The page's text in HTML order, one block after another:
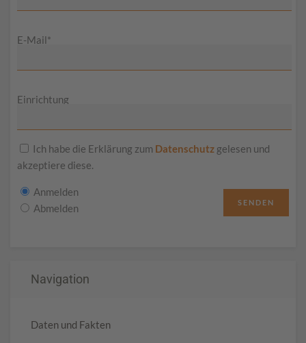
E-Mail*
Einrichtung
Ich habe die Erklärung zum Datenschutz gelesen und
akzeptiere diese.
Anmelden
Abmelden
SENDEN
Navigation
Daten und Fakten